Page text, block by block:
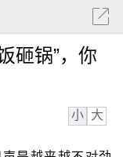
砸锅”，你
小 大